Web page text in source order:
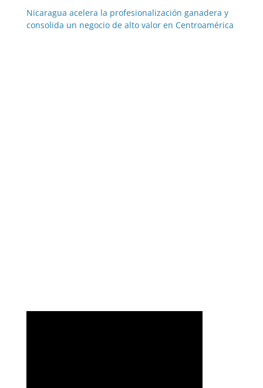
Nicaragua acelera la profesionalización ganadera y
consolida un negocio de alto valor en Centroamérica